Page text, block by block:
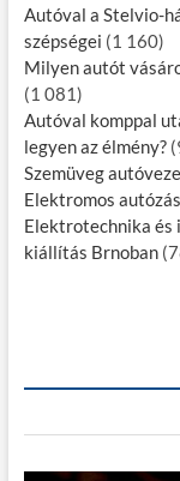
Autóval a Stelvio-
szépségei (1 160)
Milyen autót
(1 081)
Autóval komppal
legyen az élmény?
Szemüveg
Elektromos
Elektrotechnika és
kiállítás Brnoban